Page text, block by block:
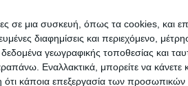
σε μια συσκευή, όπως τα cookies, και
διαφημίσεις και περιεχόμενο,
δεδομένα γεωγραφικής τοποθεσίας
Εναλλακτικά, μπορείτε να κάνετε
κάποια επεξεργασία των προσωπικών